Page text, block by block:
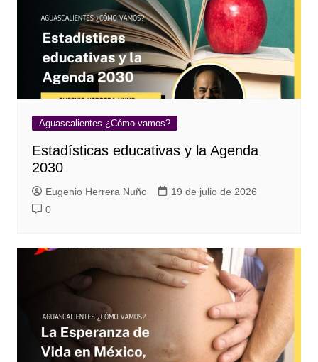
Aguascalientes ¿Cómo vamos?
Estadísticas educativas y la Agenda
2030
Eugenio Herrera Nuño
19 de julio de 2026
0